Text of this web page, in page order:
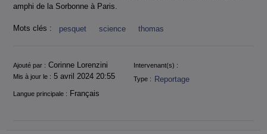
amphi de la Sorbonne à Paris.
Mots clés : pesquet science thomas
Informations
Ajouté par : Corinne Lorenzini
Intervenant(s) :
Mis à jour le : 5 avril 2024 20:55 Type : Reportage
Langue principale : Français